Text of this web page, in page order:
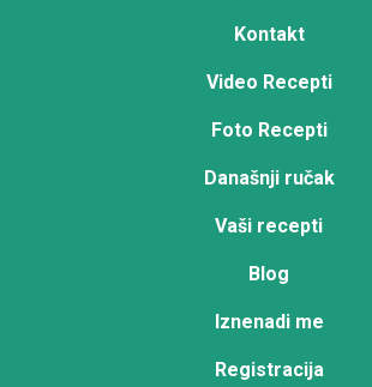
Kontakt
Video Recepti
Foto Recepti
Današnji ručak
Vaši recepti
Blog
Iznenadi me
Registracija